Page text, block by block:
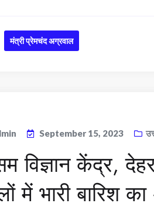
मंत्री प्रेमचंद अग्रवाल
September 15, 2023
विज्ञान केंद्र,
में भारी बारिश